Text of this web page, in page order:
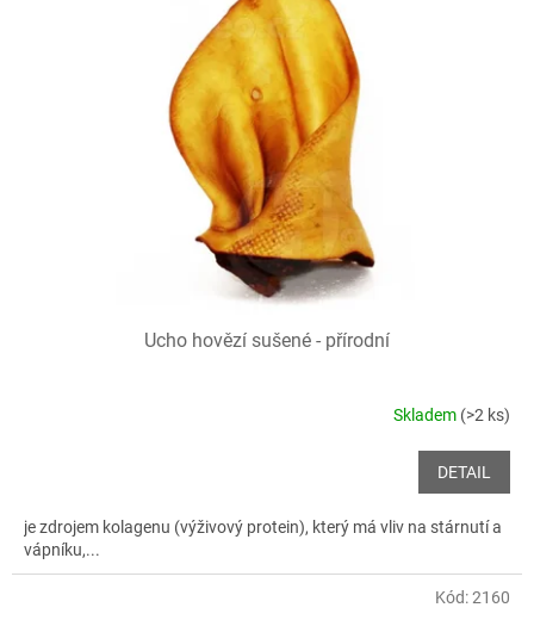
Ucho hovězí sušené - přírodní
Skladem (>2 ks)
DETAIL
je zdrojem kolagenu (výživový protein), který má vliv na stárnutí a
vápníku,...
Kód:2160